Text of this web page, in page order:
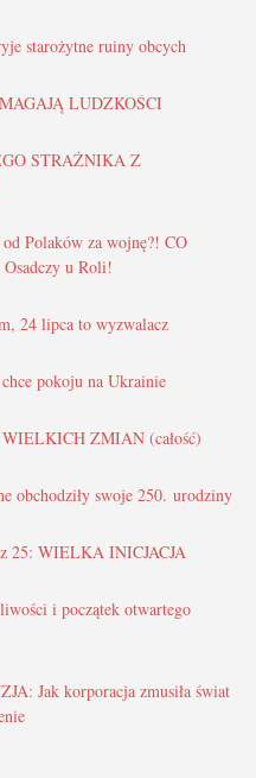
starożytne ruiny obcych
LUDZKOŚCI
STRAŻNIKA Z
Polaków za wojnę?! CO
u Roli!
24 lipca to wyzwalacz
pokoju na Ukrainie
ZMIAN (całość)
obchodziły swoje 250. urodziny
25: WIELKA INICJACJA
i początek otwartego
Jak korporacja zmusiła świat